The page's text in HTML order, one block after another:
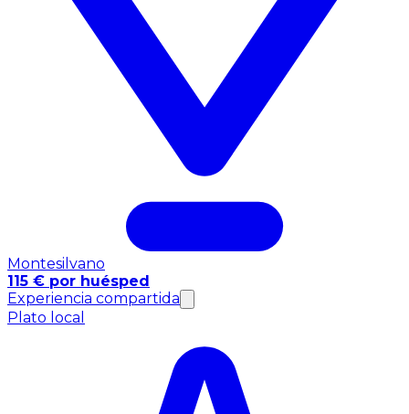
Montesilvano
115 € por huésped
Experiencia compartida
Plato local